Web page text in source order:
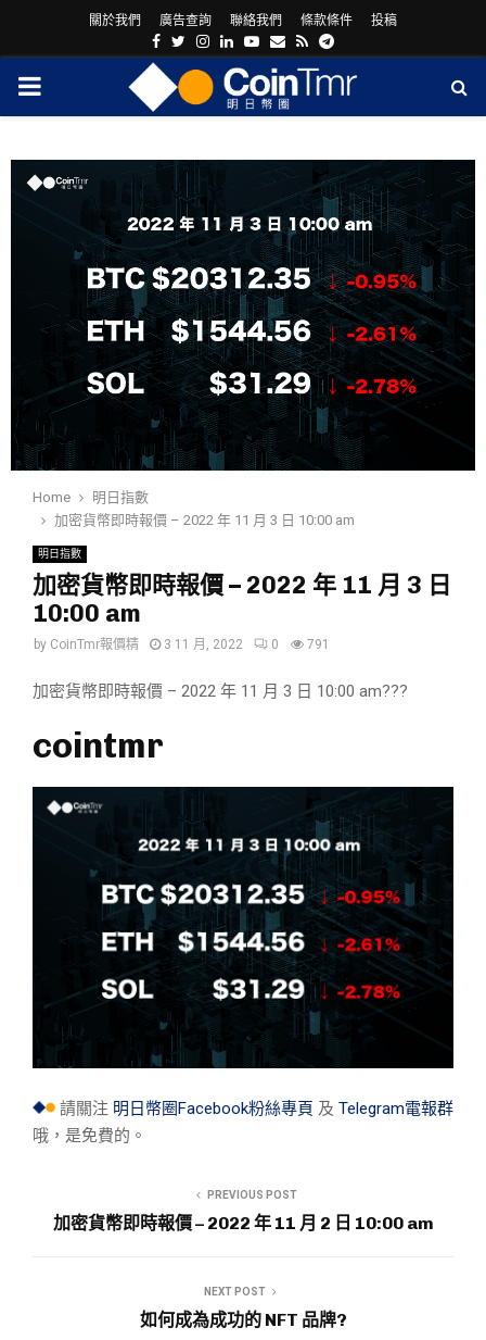
關於我們 廣告查詢 聯絡我們 條款條件 投稿
Facebook
Twitter
Instagram
LinkedinYoutube
Email
RssTelegram
PRIMARY
Home
明日指數
加密貨幣即時報價 – 2022 年 11 月 3 日 10:00 am
明日指數
加密貨幣即時報價 – 2022 年 11 月 3 日
10:00 am
by CoinTmr報價精 3 11 月, 2022 0 791
加密貨幣即時報價 – 2022 年 11 月 3 日 10:00 am???
cointmr
請關注 明日幣圈Facebook粉絲專頁 及 Telegram電報群
哦，是免費的。
PREVIOUS POST
加密貨幣即時報價 – 2022 年 11 月 2 日 10:00 am
NEXT POST
如何成為成功的 NFT 品牌?